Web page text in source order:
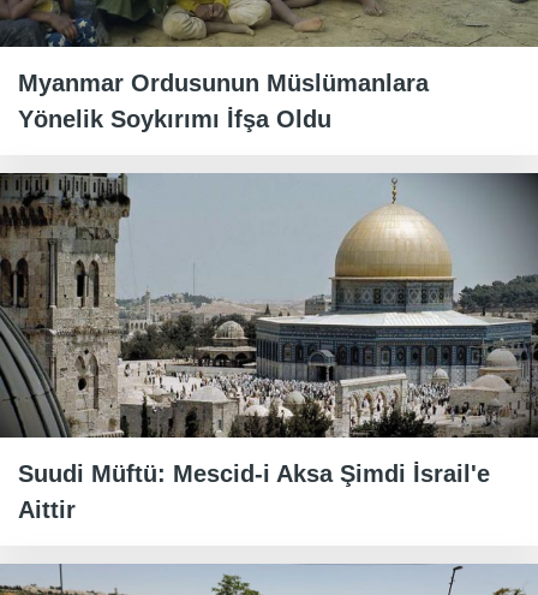
Myanmar Ordusunun Müslümanlara
Yönelik Soykırımı İfşa Oldu
Suudi Müftü: Mescid-i Aksa Şimdi İsrail'e
Aittir